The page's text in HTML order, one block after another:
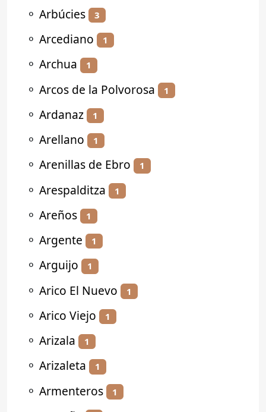
⚬ Arbúcies 3
⚬ Arcediano 1
⚬ Archua 1
⚬ Arcos de la Polvorosa 1
⚬ Ardanaz 1
⚬ Arellano 1
⚬ Arenillas de Ebro 1
⚬ Arespalditza 1
⚬ Areños 1
⚬ Argente 1
⚬ Arguijo 1
⚬ Arico El Nuevo 1
⚬ Arico Viejo 1
⚬ Arizala 1
⚬ Arizaleta 1
⚬ Armenteros 1